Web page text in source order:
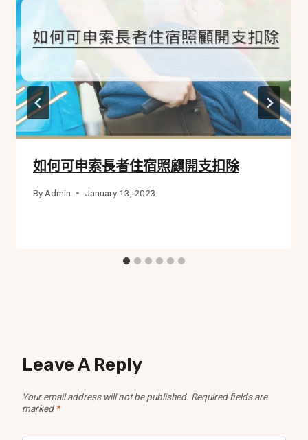
如何可申索長者住宿照顧開支扣除
By Admin January 13, 2023
Leave A Reply
Your email address will not be published. Required fields are
marked *